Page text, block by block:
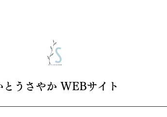
とうさやか WEBサイト